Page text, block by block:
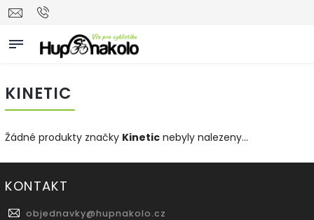
KINETIC
Žádné produkty značky Kinetic nebyly nalezeny...
KONTAKT
objednavky@hupnakolo.cz